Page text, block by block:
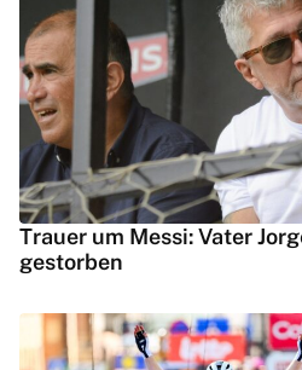
Trauer um Messi: Vater
gestorben